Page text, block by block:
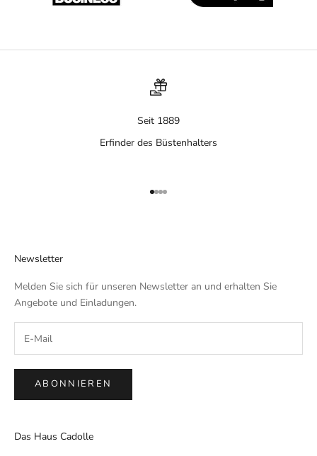
Seit 1889
Erfinder des Büstenhalters
Gehe zu Element 1
Gehe zu Element 2
Gehe zu Element 3
Gehe zu Element 4
Newsletter
Melden Sie sich für unseren Newsletter an und erhalten Sie
Angebote und Einladungen.
ABONNIEREN
Das Haus Cadolle